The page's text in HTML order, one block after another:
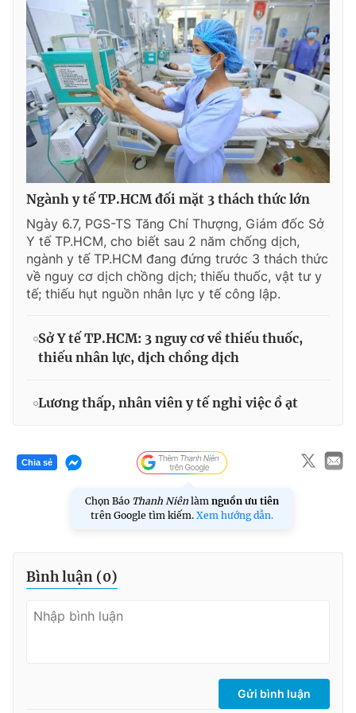
Ngành y tế TP.HCM đối mặt 3 thách thức lớn
Ngày 6.7, PGS-TS Tăng Chí Thượng, Giám đốc Sở
Y tế TP.HCM, cho biết sau 2 năm chống dịch,
ngành y tế TP.HCM đang đứng trước 3 thách thức
về nguy cơ dịch chồng dịch; thiếu thuốc, vật tư y
tế; thiếu hụt nguồn nhân lực y tế công lập.
Sở Y tế TP.HCM: 3 nguy cơ về thiếu thuốc,
thiếu nhân lực, dịch chồng dịch
Lương thấp, nhân viên y tế nghỉ việc ồ ạt
Chia sẻ
Chọn Báo Thanh Niên làm nguồn ưu tiên
trên Google tìm kiếm. Xem hướng dẫn.
Bình luận (0)
Gửi bình luận